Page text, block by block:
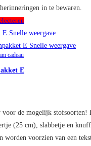
in te bewaren.
product
heeft
gekozen
worden
Snelle weergave
Snelle weergave
cadeau
E
de mogelijk stofsoorten!
(25 cm), slabbetje en
worden voorzien van een